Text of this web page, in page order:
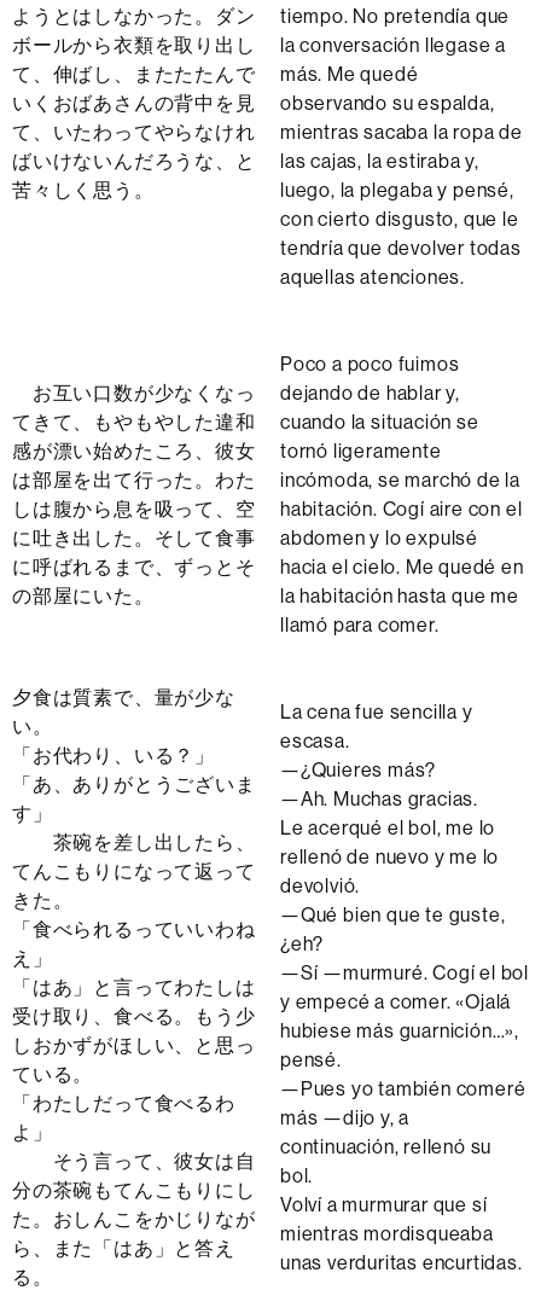
ようとはしなかった。ダン
ボールから衣類を取り出し
て、伸ばし、またたたんで
いくおばあさんの背中を見
て、いたわってやらなけれ
ばいけないんだろうな、と
苦々しく思う。
tiempo. No pretendía que
la conversación llegase a
más. Me quedé
observando su espalda,
mientras sacaba la ropa de
las cajas, la estiraba y,
luego, la plegaba y pensé,
con cierto disgusto, que le
tendría que devolver todas
aquellas atenciones.
お互い口数が少なくなっ
てきて、もやもやした違和
感が漂い始めたころ、彼女
は部屋を出て行った。わた
しは腹から息を吸って、空
に吐き出した。そして食事
に呼ばれるまで、ずっとそ
の部屋にいた。
Poco a poco fuimos
dejando de hablar y,
cuando la situación se
tornó ligeramente
incómoda, se marchó de la
habitación. Cogí aire con el
abdomen y lo expulsé
hacia el cielo. Me quedé en
la habitación hasta que me
llamó para comer.
夕食は質素で、量が少な
い。
「お代わり、いる？」
「あ、ありがとうございま
す」
茶碗を差し出したら、
てんこもりになって返って
きた。
「食べられるっていいわね
え」
「はあ」と言ってわたしは
受け取り、食べる。もう少
しおかずがほしい、と思っ
ている。
「わたしだって食べるわ
よ」
そう言って、彼女は自
分の茶碗もてんこもりにし
た。おしんこをかじりなが
ら、また「はあ」と答え
る。
La cena fue sencilla y
escasa.
—¿Quieres más?
—Ah. Muchas gracias.
Le acerqué el bol, me lo
rellenó de nuevo y me lo
devolvió.
—Qué bien que te guste,
¿eh?
—Sí —murmuré. Cogí el bol
y empecé a comer. «Ojalá
hubiese más guarnición…»,
pensé.
—Pues yo también comeré
más —dijo y, a
continuación, rellenó su
bol.
Volví a murmurar que sí
mientras mordisqueaba
unas verduritas encurtidas.